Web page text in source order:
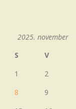
2025. november
S
V
1
2
8
9